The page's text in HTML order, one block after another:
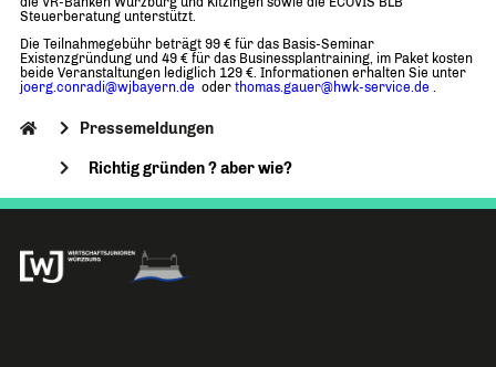
Steuerberatung unterstützt.
Die Teilnahmegebühr beträgt 99 € für das Basis-Seminar
Existenzgründung und 49 € für das Businessplantraining, im Paket kosten
beide Veranstaltungen lediglich 129 €. Informationen erhalten Sie unter
joerg.conradi@wjbayern.de oder thomas.gauer@hwk-service.de .
Pressemeldungen
Richtig gründen ? aber wie?